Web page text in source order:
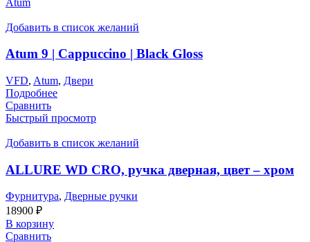
Добавить в список желаний
Atum 9 | Cappuccino | Black Gloss
VFD, Atum, Двери
Подробнее
Сравнить
Быстрый просмотр
Добавить в список желаний
ALLURE WD CRO, ручка дверная, цвет – хром
Фурнитура, Дверные ручки
18900 ₽
В корзину
Сравнить